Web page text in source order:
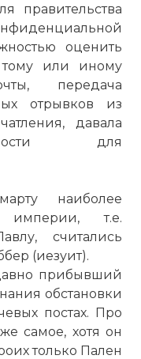
правительства
оценить
или иному
передача
отрывков из
давала
для
наиболее
империи, т.е.
считались
(иезуит).
прибывший
обстановки
постах. Про
самое, хотя он
только Пален